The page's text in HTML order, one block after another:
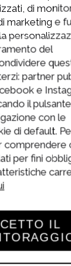
di
marketing e
del
partner
e
il
con le
di default.
comprendere
per fini
IL